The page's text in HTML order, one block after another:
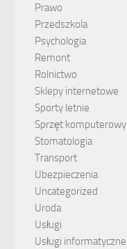
Prawo
Przedszkola
Psychologia
Remont
Rolnictwo
Sklepy internetowe
Sporty letnie
Sprzęt komputerowy
Stomatologia
Transport
Ubezpieczenia
Uncategorized
Uroda
Usługi
Usługi informatyczne